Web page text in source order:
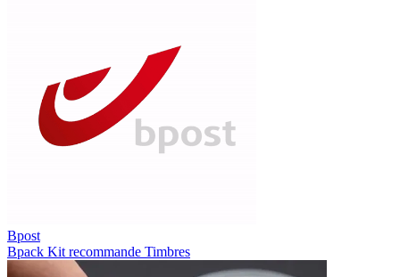
Bpost
Bpack Kit recommande Timbres